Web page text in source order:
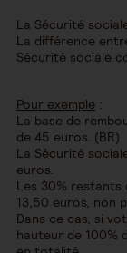
La Sécurité
La différence
Sécurité sociale
Pour exemple :
La base de
de 45 euros. (BR)
La Sécurité
euros.
Les 30%
13,50 euros, non
Dans ce cas, si
hauteur de 100%